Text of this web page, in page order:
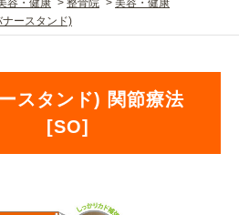
探す
容・健康 整骨院
美容・健康
ースタンド)
スタンド) 関節療法
[SO]